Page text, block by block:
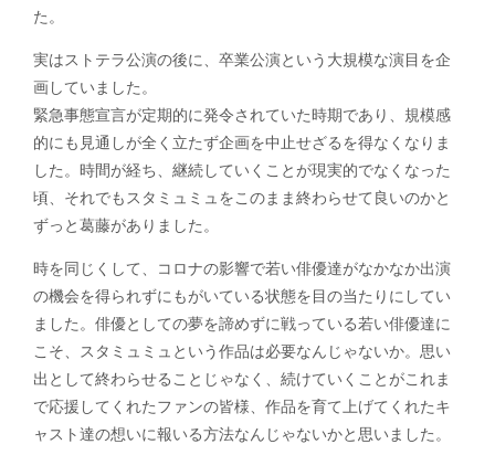
た。
実はストテラ公演の後に、卒業公演という大規模な演目を企
画していました。
緊急事態宣言が定期的に発令されていた時期であり、規模感
的にも見通しが全く立たず企画を中止せざるを得なくなりま
した。時間が経ち、継続していくことが現実的でなくなった
頃、それでもスタミュミュをこのまま終わらせて良いのかと
ずっと葛藤がありました。
時を同じくして、コロナの影響で若い俳優達がなかなか出演
の機会を得られずにもがいている状態を目の当たりにしてい
ました。俳優としての夢を諦めずに戦っている若い俳優達に
こそ、スタミュミュという作品は必要なんじゃないか。思い
出として終わらせることじゃなく、続けていくことがこれま
で応援してくれたファンの皆様、作品を育て上げてくれたキ
ャスト達の想いに報いる方法なんじゃないかと思いました。